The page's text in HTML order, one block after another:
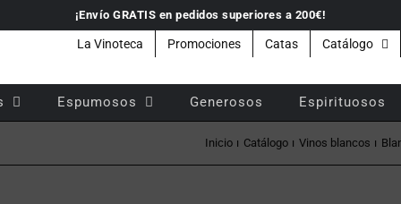
¡Envío GRATIS en pedidos superiores a 200€!
La Vinoteca Promociones Catas Catálogo
Espumosos Generosos Espirituosos
Inicio Catálogo Vinos blancos